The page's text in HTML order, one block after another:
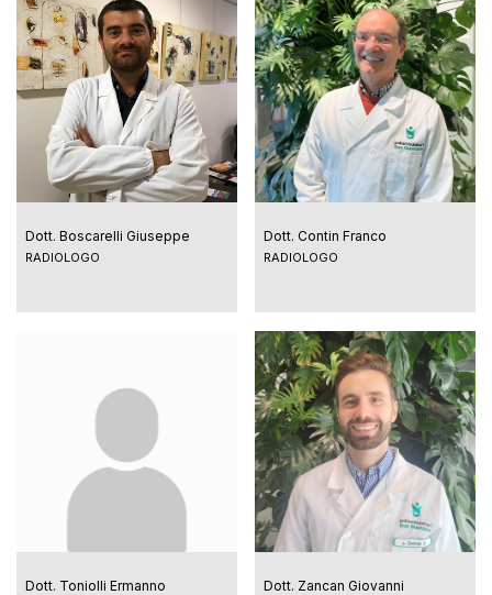
Dott. Boscarelli Giuseppe
RADIOLOGO
Dott. Contin Franco
RADIOLOGO
Dott. Toniolli Ermanno Dott. Zancan Giovanni